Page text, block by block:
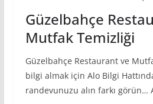
Güzelbahçe
Mutfak Temizliği
Güzelbahçe Restaurant ve
bilgi almak için Alo Bilgi
randevunuzu alın farkı görün…